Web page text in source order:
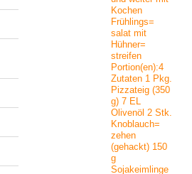
Kochen
Frühlings=
salat mit
Hühner=
streifen
Portion(en):4
Zutaten 1 Pkg.
Pizzateig (350
g) 7 EL
Olivenöl 2 Stk.
Knoblauch=
zehen
(gehackt) 150
g
Sojakeimlinge